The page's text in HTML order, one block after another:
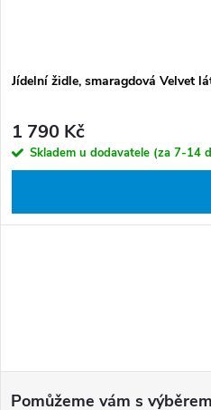
Jídelní židle, smaragdová Velvet
1 790 Kč
Skladem u dodavatele (za 7-14